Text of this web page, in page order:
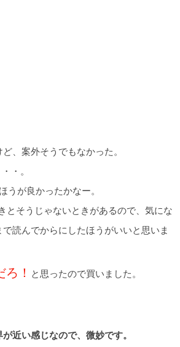
、案外そうでもなかった。
・。
うが良かったかなー。
とそうじゃないときがあるので、気にな
読んでからにしたほうがいいと思いま
！ と思ったので買いました。
が近い感じなので、微妙です。